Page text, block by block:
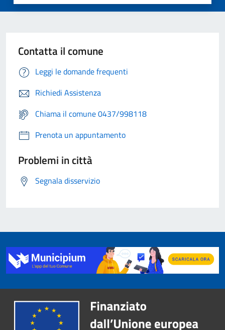
Contatta il comune
Leggi le domande frequenti
Richiedi Assistenza
Chiama il comune 0437/998118
Prenota un appuntamento
Problemi in città
Segnala disservizio